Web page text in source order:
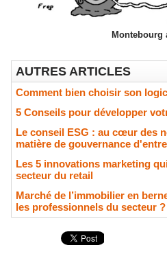
Montebourg
AUTRES ARTICLES
Comment bien choisir son
5 Conseils pour développer
Le conseil ESG : au cœur des
matière de gouvernance
Les 5 innovations marketing
secteur du retail
Marché de l’immobilier en
les professionnels du secteur ?